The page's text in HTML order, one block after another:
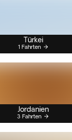
Türkei
1 Fahrten
Jordanien
3 Fahrten